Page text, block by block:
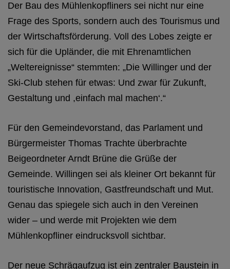
Der Bau des Mühlenkopfliners sei nicht nur eine
Frage des Sports, sondern auch des Tourismus und
der Wirtschaftsförderung. Voll des Lobes zeigte er
sich für die Upländer, die mit Ehrenamtlichen
„Weltereignisse“ stemmten: „Die Willinger und der
Ski-Club stehen für etwas: Und zwar für Zukunft,
Gestaltung und ,einfach mal machen‘.“
Für den Gemeindevorstand, das Parlament und
Bürgermeister Thomas Trachte überbrachte
Beigeordneter Arndt Brüne die Grüße der
Gemeinde. Willingen sei als kleiner Ort bekannt für
touristische Innovation, Gastfreundschaft und Mut.
Genau das spiegele sich auch in den Vereinen
wider – und werde mit Projekten wie dem
Mühlenkopfliner eindrucksvoll sichtbar.
Der neue Schrägaufzug ist ein zentraler Baustein in